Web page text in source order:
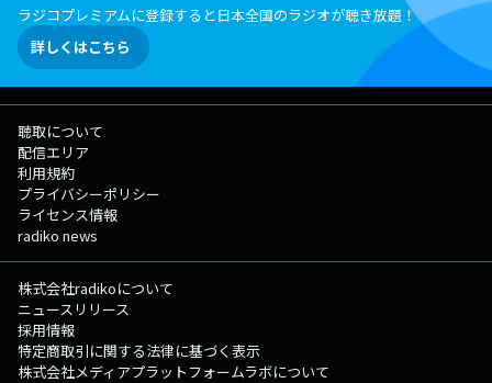
ラジコプレミアムに登録すると日本全国のラジオが聴き放題！
詳しくはこちら
聴取について
配信エリア
利用規約
プライバシーポリシー
ライセンス情報
radiko news
株式会社radikoについて
ニュースリリース
採用情報
特定商取引に関する法律に基づく表示
株式会社メディアプラットフォームラボについて